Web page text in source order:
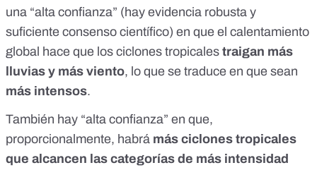
una “alta confianza” (hay evidencia robusta y
suficiente consenso científico) en que el calentamiento
global hace que los ciclones tropicales traigan más
lluvias y más viento, lo que se traduce en que sean
más intensos.
También hay “alta confianza” en que,
proporcionalmente, habrá más ciclones tropicales
que alcancen las categorías de más intensidad